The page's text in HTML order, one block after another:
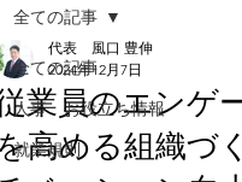
2025年1月にリリースした求
イ」を運営する㈱ヒプスター
全ての記事
人事 お役立ち情報
就業規則
全ての記事
業員のエンゲ
高める組織づ
代表 風口 豊伸
2024年12月7日